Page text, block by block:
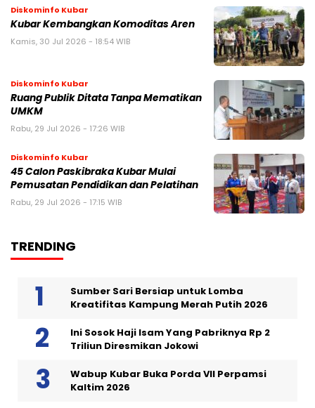
Diskominfo Kubar
Kubar Kembangkan Komoditas Aren
Kamis, 30 Jul 2026 - 18:54 WIB
Diskominfo Kubar
Ruang Publik Ditata Tanpa Mematikan
UMKM
Rabu, 29 Jul 2026 - 17:26 WIB
Diskominfo Kubar
45 Calon Paskibraka Kubar Mulai
Pemusatan Pendidikan dan Pelatihan
Rabu, 29 Jul 2026 - 17:15 WIB
TRENDING
Sumber Sari Bersiap untuk Lomba
Kreatifitas Kampung Merah Putih 2026
Ini Sosok Haji Isam Yang Pabriknya Rp 2
Triliun Diresmikan Jokowi
Wabup Kubar Buka Porda VII Perpamsi
Kaltim 2026